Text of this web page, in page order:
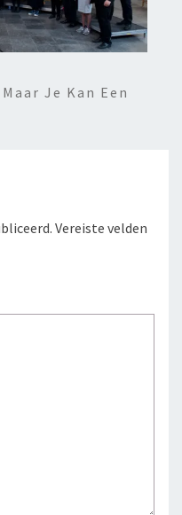
Je Kan Een
Vereiste velden